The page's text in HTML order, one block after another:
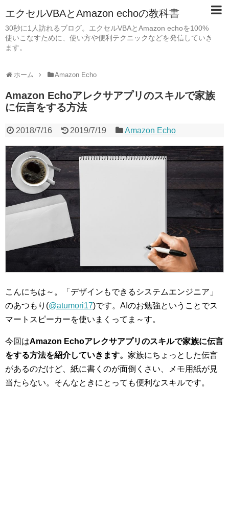
エクセルVBAとAmazon echoの教科書
30秒に1人訪れるブログ。エクセルVBAとAmazon echoを100%
使いこなすために、使い方や便利テクニックなどを発信していき
ます。
ホーム Amazon Echo
Amazon Echoアレクサアプリのスキルで家族
に伝言をする方法
2018/7/16 2019/7/19 Amazon Echo
こんにちは～。「デザインもできるシステムエンジニア」
のあつもり(@atumori17)です。AIのお勉強ということでス
マートスピーカーを使いまくってま～す。
今回はAmazon Echoアレクサアプリのスキルで家族に伝言
をする方法を紹介していきます。 家族にちょっとした伝言
があるのだけど、紙に書くのが面倒くさい、メモ用紙が見
当たらない。そんなときにとっても便利なスキルです。